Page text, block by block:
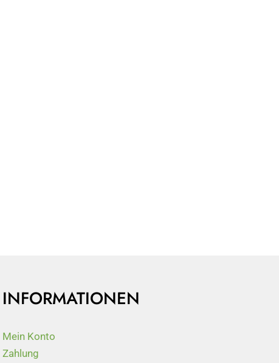
INFORMATIONEN
Mein Konto
Zahlung